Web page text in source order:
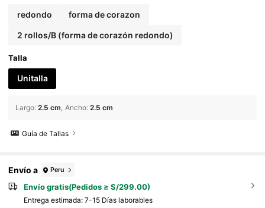
onor, tarjetas de agradecimiento, mis pedido
r, suministros para pequeños negocios
redondo forma de corazon
2 rollos/B (forma de corazón redondo)
Talla
Unitalla
Largo: 2.5 cm Ancho: 2.5 cm
Guía de Tallas
Envío a Peru
Envío gratis(Pedidos ≥ S/299.00)
Entrega estimada: 7-15 Días laborables